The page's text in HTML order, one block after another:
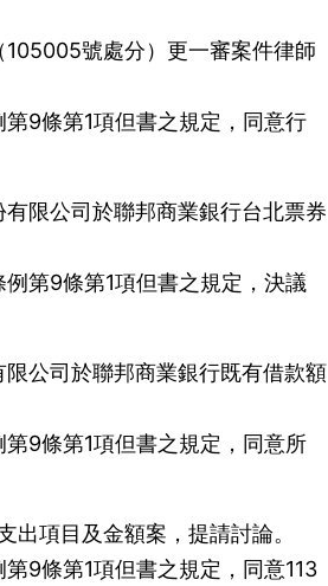
號處分）更一審案件律師
9條第1項但書之規定，同意行
限公司於聯邦商業銀行台北票券
第9條第1項但書之規定，決議
公司於聯邦商業銀行既有借款額
9條第1項但書之規定，同意所
出項目及金額案，提請討論。
9條第1項但書之規定，同意113